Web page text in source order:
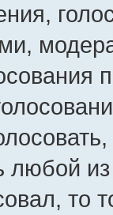
любой
то